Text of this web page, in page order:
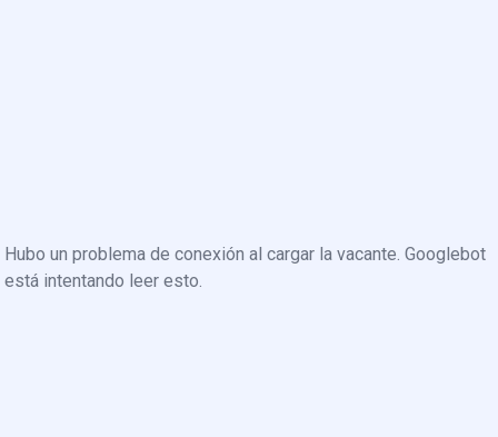
Hubo un problema de conexión al cargar la vacante. Googlebot
está intentando leer esto.